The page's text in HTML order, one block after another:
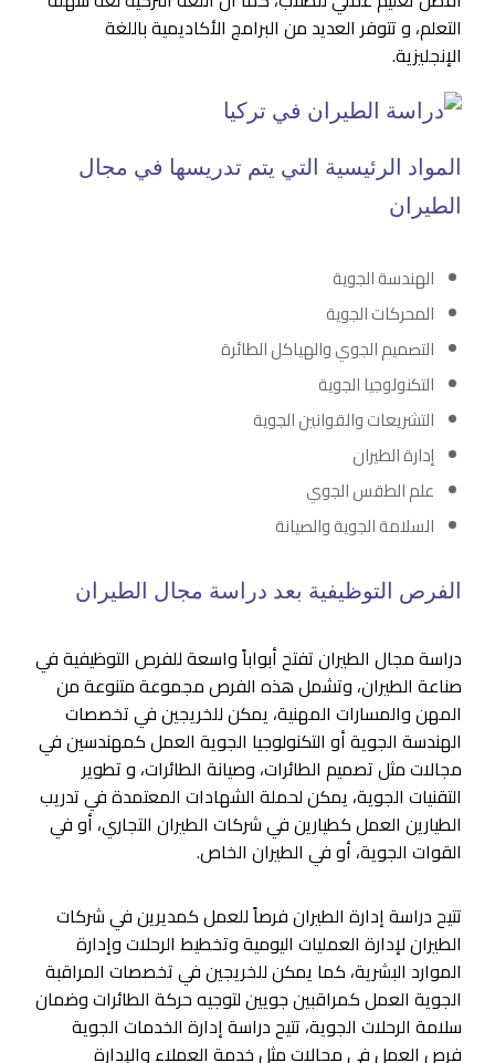
التعلم، و تتوفر العديد من البرامج الأكاديمية باللغة
الإنجليزية.
المواد الرئيسية التي يتم تدريسها في مجال
الطيران
الهندسة الجوية
المحركات الجوية
التصميم الجوي والهياكل الطائرة
التكنولوجيا الجوية
التشريعات والقوانين الجوية
إدارة الطيران
علم الطقس الجوي
السلامة الجوية والصيانة
الفرص التوظيفية بعد دراسة مجال الطيران
دراسة مجال الطيران تفتح أبواباً واسعة للفرص التوظيفية في
صناعة الطيران، وتشمل هذه الفرص مجموعة متنوعة من
المهن والمسارات المهنية، يمكن للخريجين في تخصصات
الهندسة الجوية أو التكنولوجيا الجوية العمل كمهندسين في
مجالات مثل تصميم الطائرات، وصيانة الطائرات، و تطوير
التقنيات الجوية، يمكن لحملة الشهادات المعتمدة في تدريب
الطيارين العمل كطيارين في شركات الطيران التجاري، أو في
القوات الجوية، أو في الطيران الخاص.
تتيح دراسة إدارة الطيران فرصاً للعمل كمديرين في شركات
الطيران لإدارة العمليات اليومية وتخطيط الرحلات وإدارة
الموارد البشرية، كما يمكن للخريجين في تخصصات المراقبة
الجوية العمل كمراقبين جويين لتوجيه حركة الطائرات وضمان
سلامة الرحلات الجوية، تتيح دراسة إدارة الخدمات الجوية
فرص العمل في مجالات مثل خدمة العملاء والإدارة